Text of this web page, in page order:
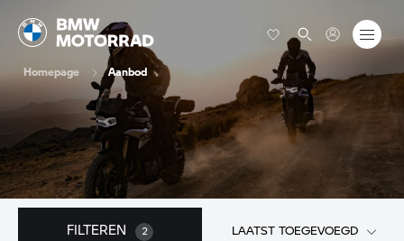
Homepage Aanbod
FILTEREN 2 LAATST TOEGEVOEGD